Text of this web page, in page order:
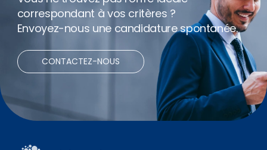
correspondant à vos critères ?
Envoyez-nous une candidature spontanée.
CONTACTEZ-NOUS